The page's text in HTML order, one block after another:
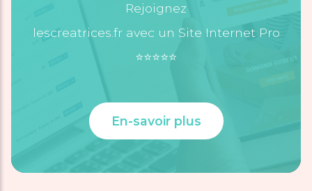
Rejoignez
lescreatrices.fr avec un Site Internet Pro
⭐️⭐️⭐️⭐️⭐️
En-savoir plus